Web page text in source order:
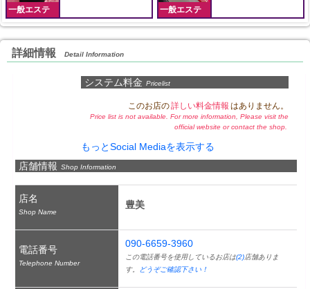
一般エステ 一般エステ
詳細情報 Detail Information
システム料金 Pricelist
このお店の詳しい料金情報 はありません。
Price list is not available. For more information, Please visit the
official website or contact the shop.
もっとSocial Mediaを表示する
店舗情報 Shop Information
店名
Shop Name
豊美
電話番号
Telephone Number
090-6659-3960
この電話番号を使用しているお店は(2)店舗ありま
す。
どうぞご確認下さい！